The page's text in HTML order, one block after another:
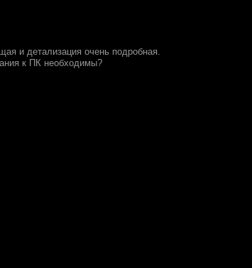
и детализация очень подробная.
к ПК необходимы?